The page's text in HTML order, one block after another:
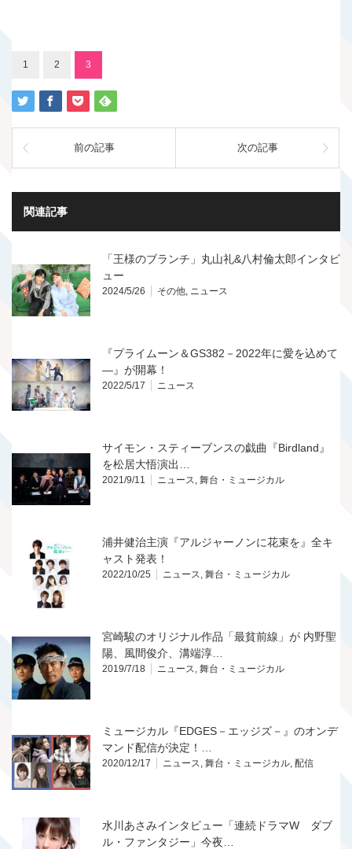
1 2 3
前の記事 次の記事
関連記事
「王様のブランチ」丸山礼&八村倫太郎インタビ
ュー
2024/5/26 その他, ニュース
『プライムーン＆GS382－2022年に愛を込めて
―』が開幕！
2022/5/17 ニュース
サイモン・スティーブンスの戯曲『Birdland』
を松居大悟演出…
2021/9/11 ニュース, 舞台・ミュージカル
浦井健治主演『アルジャーノンに花束を』全キ
ャスト発表！
2022/10/25 ニュース, 舞台・ミュージカル
宮崎駿のオリジナル作品「最貧前線」が 内野聖
陽、風間俊介、溝端淳…
2019/7/18 ニュース, 舞台・ミュージカル
ミュージカル『EDGES－エッジズ－』のオンデ
マンド配信が決定！…
2020/12/17 ニュース, 舞台・ミュージカル, 配信
水川あさみインタビュー「連続ドラマW ダブ
ル・ファンタジー」今夜…